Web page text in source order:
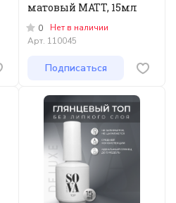
матовый MATT, 15мл
0
Нет в наличии
Арт. 110045
Подписаться